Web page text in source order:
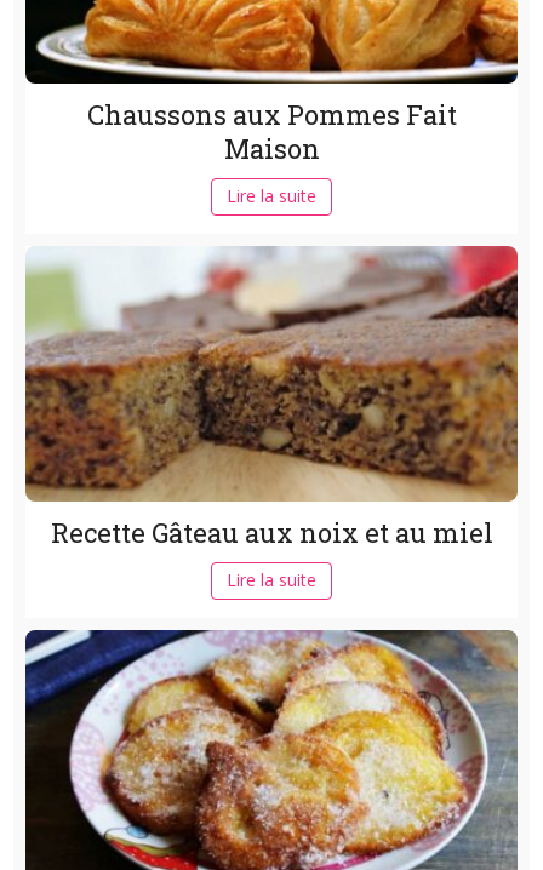
Chaussons aux Pommes Fait
Maison
Lire la suite
Recette Gâteau aux noix et au miel
Lire la suite